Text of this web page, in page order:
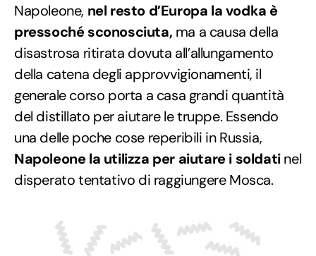
Napoleone, nel resto d’Europa la vodka è
pressoché sconosciuta, ma a causa della
disastrosa ritirata dovuta all’allungamento
della catena degli approvvigionamenti, il
generale corso porta a casa grandi quantità
del distillato per aiutare le truppe. Essendo
una delle poche cose reperibili in Russia,
Napoleone la utilizza per aiutare i soldatinel
disperato tentativo di raggiungere Mosca.